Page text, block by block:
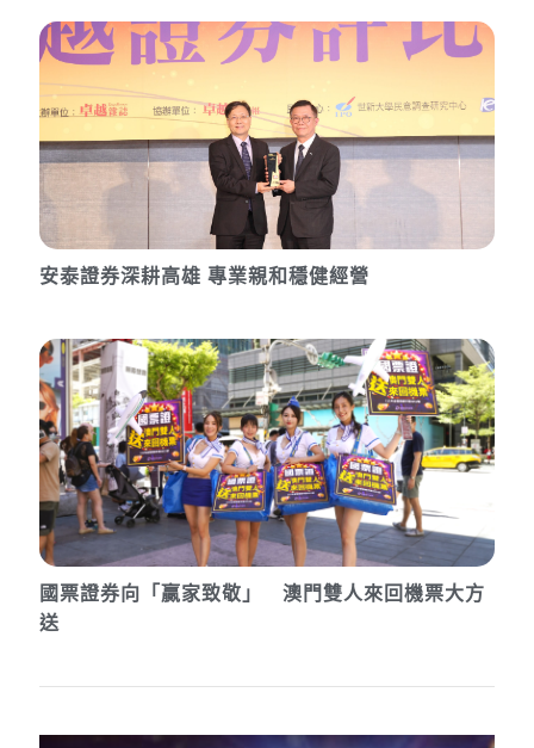
安泰證券深耕高雄 專業親和穩健經營
國票證券向「贏家致敬」 澳門雙人來回機票大方
送